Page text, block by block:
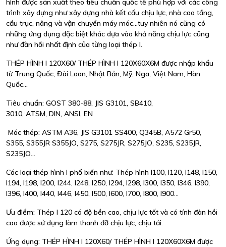
hình được sản xuất theo tiêu chuẩn quốc tế phù hợp với các công
trình xây dựng như xây dựng nhà kết cấu chịu lực, nhà cao tầng,
cầu trục, nâng và vận chuyển máy móc...tuy nhiên nó cũng có
những ứng dụng đặc biệt khác dựa vào khả năng chịu lực cũng
như đàn hồi nhất định của từng loại thép I.
THÉP HÌNH I 120X60/ THÉP HÌNH I 120X60X6M được nhập khẩu
từ Trung Quốc, Đài Loan, Nhật Bản, Mỹ, Nga, Việt Nam, Hàn
Quốc...
Tiêu chuẩn: GOST 380-88, JIS G3101, SB410,
3010, ATSM, DIN, ANSI, EN
Mác thép: ASTM A36, JIS G3101 SS400, Q345B, A572 Gr50,
S355, S355JR S355JO, S275, S275JR, S275JO, S235, S235JR,
S235JO...
Các loại thép hình I phổ biến như: Thép hình I100, I120, I148, I150,
I194, I198, I200, I244, I248, I250, I294, I298, I300, I350, I346, I390,
I396, I400, I440, I446, I450, I500, I600, I700, I800, I900…
Ưu điểm: Thép I 120 có độ bền cao, chịu lực tốt và có tính đàn hồi
cao được sử dụng làm thanh đỡ chịu lực, chịu tải.
Ứng dụng: THÉP HÌNH I 120X60/ THÉP HÌNH I 120X60X6M được